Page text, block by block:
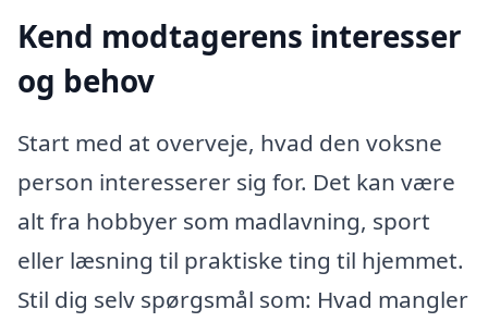
Kend modtagerens interesser
og behov
Start med at overveje, hvad den voksne
person interesserer sig for. Det kan være
alt fra hobbyer som madlavning, sport
eller læsning til praktiske ting til hjemmet.
Stil dig selv spørgsmål som: Hvad mangler